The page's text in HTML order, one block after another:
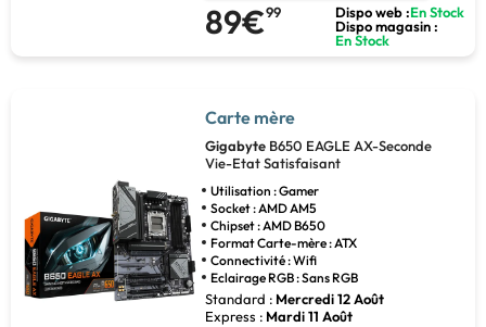
89€99 Dispo web :En Stock
Dispo magasin :
En Stock
Carte mère
Gigabyte B650 EAGLE AX-Seconde
Vie-Etat Satisfaisant
Utilisation : Gamer
Socket : AMD AM5
Chipset : AMD B650
Format Carte-mère : ATX
Connectivité : Wifi
Eclairage RGB : Sans RGB
Standard : Mercredi 12 Août
Express : Mardi 11 Août